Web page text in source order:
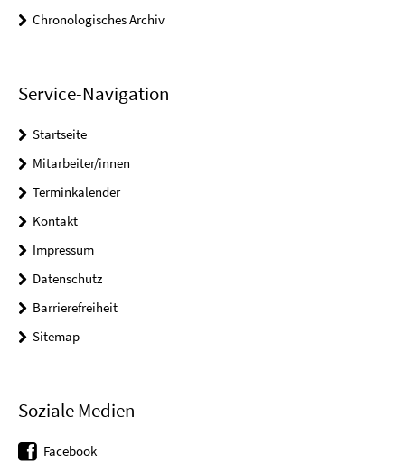
Chronologisches Archiv
Service-Navigation
Startseite
Mitarbeiter/innen
Terminkalender
Kontakt
Impressum
Datenschutz
Barrierefreiheit
Sitemap
Soziale Medien
Facebook